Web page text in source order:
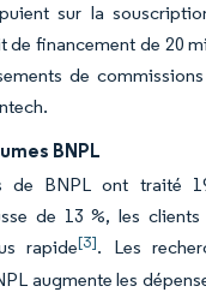
sur la
de financement de 20
de
BNPL
de BNPL ont traité
de 13 %, les
rapide[3]. Les
augmente les